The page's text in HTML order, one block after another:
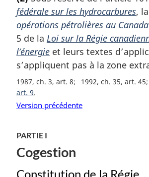
g
i
n
a
l
e
:
e
m
a
r
g
i
n
l
e
fédérale sur les hydrocarbures, la
opérations pétrolières au Canada
5 de la Loi sur la Régie
l’énergie et leurs textes
s’appliquent pas à la zone
1987, ch. 3, art. 8 1992, ch. 35, art. 45
art. 9
Version précédente
PARTIE I
Cogestion
Constitution de la Régie